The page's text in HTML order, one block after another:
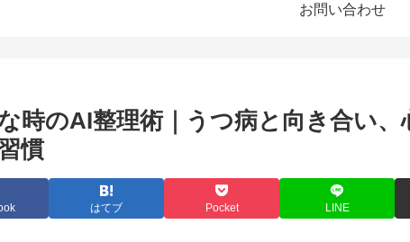
お問い合わせ
時のAI整理術｜うつ病と向き合い、
慣
はてブ Pocket LINE